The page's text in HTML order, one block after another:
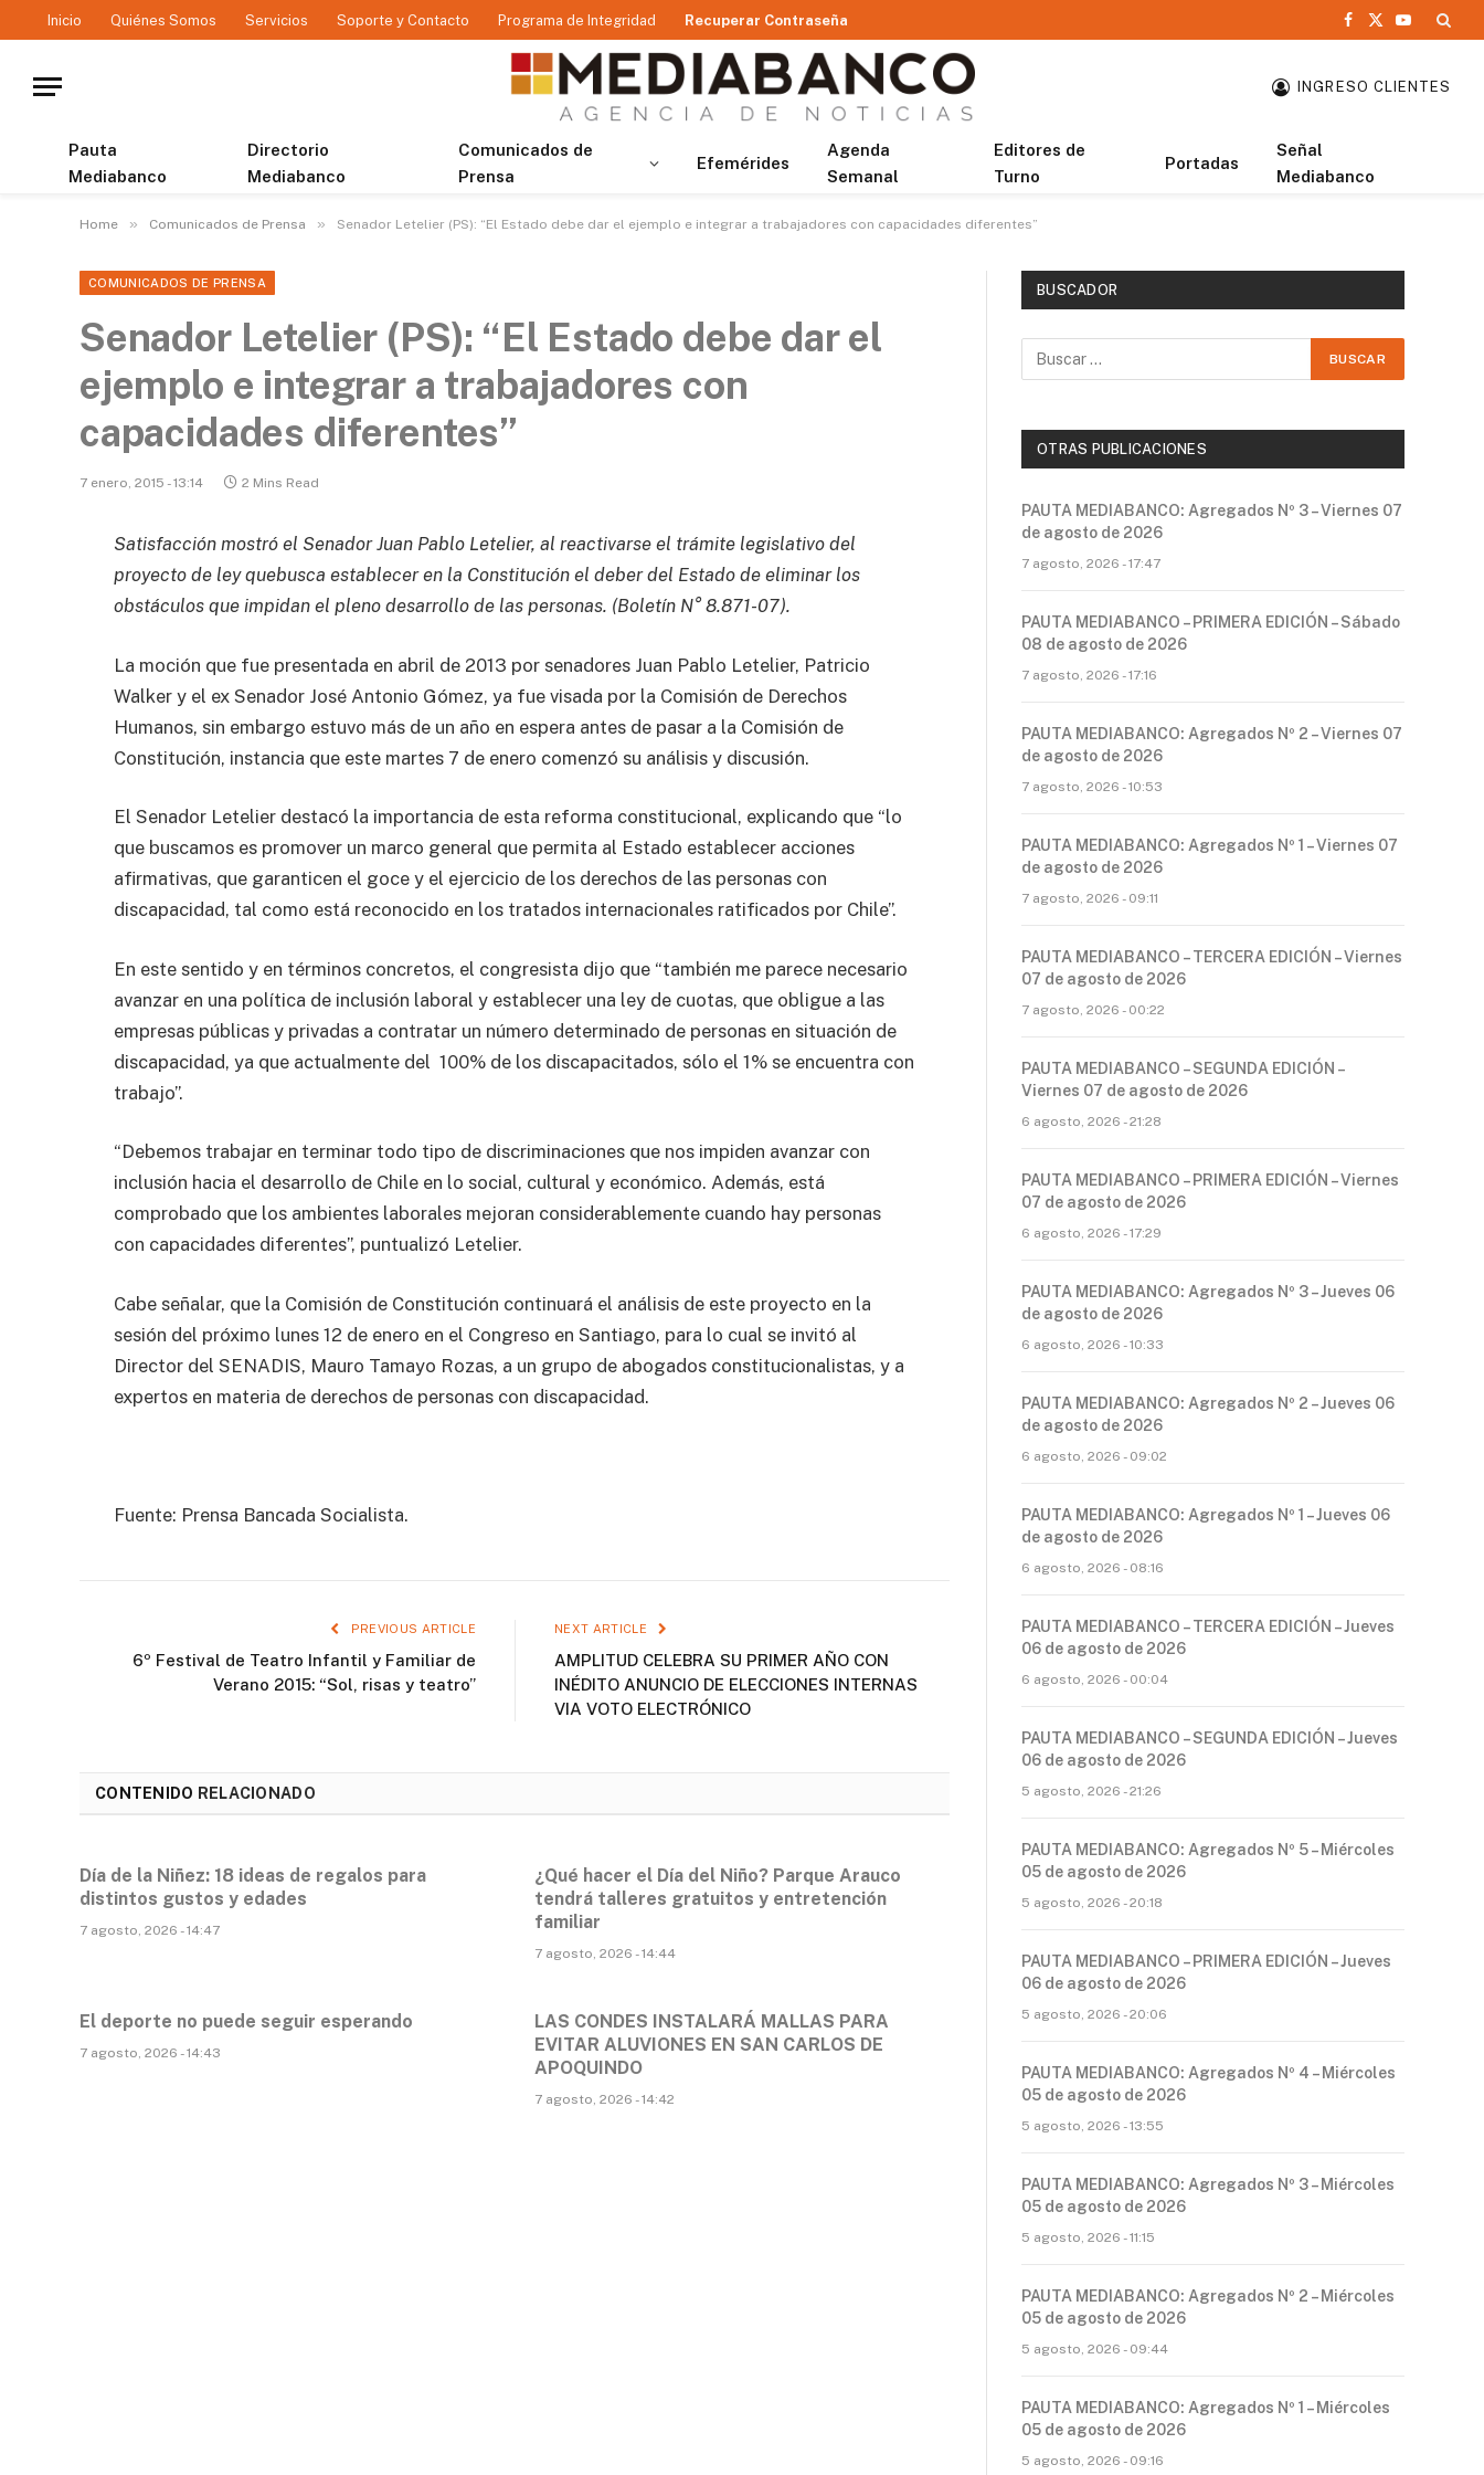
Inicio Quiénes Somos Servicios Soporte y Contacto Programa de Integridad Recuperar Contraseña
Facebook
X
YouTube
INGRESO CLIENTES
Pauta
Mediabanco
Directorio
Mediabanco
Comunicados de
Prensa
Efemérides
Agenda
Semanal
Editores de
Turno
Portadas
Señal
Mediabanco
Home » Comunicados de Prensa » Senador Letelier (PS): “El Estado debe dar el ejemplo e integrar a trabajadores con capacidades diferentes”
COMUNICADOS DE PRENSA
Senador Letelier (PS): “El Estado debe dar el
ejemplo e integrar a trabajadores con
capacidades diferentes”
7 enero, 2015 - 13:14 2 Mins Read
Satisfacción mostró el Senador Juan Pablo Letelier, al reactivarse el trámite legislativo del
proyecto de ley quebusca establecer en la Constitución el deber del Estado de eliminar los
obstáculos que impidan el pleno desarrollo de las personas. (Boletín N° 8.871-07).
La moción que fue presentada en abril de 2013 por senadores Juan Pablo Letelier, Patricio
Walker y el ex Senador José Antonio Gómez, ya fue visada por la Comisión de Derechos
Humanos, sin embargo estuvo más de un año en espera antes de pasar a la Comisión de
Constitución, instancia que este martes 7 de enero comenzó su análisis y discusión.
El Senador Letelier destacó la importancia de esta reforma constitucional, explicando que “lo
que buscamos es promover un marco general que permita al Estado establecer acciones
afirmativas, que garanticen el goce y el ejercicio de los derechos de las personas con
discapacidad, tal como está reconocido en los tratados internacionales ratificados por Chile”.
En este sentido y en términos concretos, el congresista dijo que “también me parece necesario
avanzar en una política de inclusión laboral y establecer una ley de cuotas, que obligue a las
empresas públicas y privadas a contratar un número determinado de personas en situación de
discapacidad, ya que actualmente del 100% de los discapacitados, sólo el 1% se encuentra con
trabajo”.
“Debemos trabajar en terminar todo tipo de discriminaciones que nos impiden avanzar con
inclusión hacia el desarrollo de Chile en lo social, cultural y económico. Además, está
comprobado que los ambientes laborales mejoran considerablemente cuando hay personas
con capacidades diferentes”, puntualizó Letelier.
Cabe señalar, que la Comisión de Constitución continuará el análisis de este proyecto en la
sesión del próximo lunes 12 de enero en el Congreso en Santiago, para lo cual se invitó al
Director del SENADIS, Mauro Tamayo Rozas, a un grupo de abogados constitucionalistas, y a
expertos en materia de derechos de personas con discapacidad.
Fuente: Prensa Bancada Socialista.
PREVIOUS ARTICLE
6º Festival de Teatro Infantil y Familiar de
Verano 2015: “Sol, risas y teatro”
NEXT ARTICLE
AMPLITUD CELEBRA SU PRIMER AÑO CON
INÉDITO ANUNCIO DE ELECCIONES INTERNAS
VIA VOTO ELECTRÓNICO
CONTENIDO RELACIONADO
Día de la Niñez: 18 ideas de regalos para
distintos gustos y edades
7 agosto, 2026 - 14:47
¿Qué hacer el Día del Niño? Parque Arauco
tendrá talleres gratuitos y entretención
familiar
7 agosto, 2026 - 14:44
El deporte no puede seguir esperando
7 agosto, 2026 - 14:43
LAS CONDES INSTALARÁ MALLAS PARA
EVITAR ALUVIONES EN SAN CARLOS DE
APOQUINDO
7 agosto, 2026 - 14:42
BUSCADOR
OTRAS PUBLICACIONES
PAUTA MEDIABANCO: Agregados Nº 3 – Viernes 07
de agosto de 2026
7 agosto, 2026 - 17:47
PAUTA MEDIABANCO – PRIMERA EDICIÓN – Sábado
08 de agosto de 2026
7 agosto, 2026 - 17:16
PAUTA MEDIABANCO: Agregados Nº 2 – Viernes 07
de agosto de 2026
7 agosto, 2026 - 10:53
PAUTA MEDIABANCO: Agregados Nº 1 – Viernes 07
de agosto de 2026
7 agosto, 2026 - 09:11
PAUTA MEDIABANCO – TERCERA EDICIÓN – Viernes
07 de agosto de 2026
7 agosto, 2026 - 00:22
PAUTA MEDIABANCO – SEGUNDA EDICIÓN –
Viernes 07 de agosto de 2026
6 agosto, 2026 - 21:28
PAUTA MEDIABANCO – PRIMERA EDICIÓN – Viernes
07 de agosto de 2026
6 agosto, 2026 - 17:29
PAUTA MEDIABANCO: Agregados Nº 3 – Jueves 06
de agosto de 2026
6 agosto, 2026 - 10:33
PAUTA MEDIABANCO: Agregados Nº 2 – Jueves 06
de agosto de 2026
6 agosto, 2026 - 09:02
PAUTA MEDIABANCO: Agregados Nº 1 – Jueves 06
de agosto de 2026
6 agosto, 2026 - 08:16
PAUTA MEDIABANCO – TERCERA EDICIÓN – Jueves
06 de agosto de 2026
6 agosto, 2026 - 00:04
PAUTA MEDIABANCO – SEGUNDA EDICIÓN – Jueves
06 de agosto de 2026
5 agosto, 2026 - 21:26
PAUTA MEDIABANCO: Agregados Nº 5 – Miércoles
05 de agosto de 2026
5 agosto, 2026 - 20:18
PAUTA MEDIABANCO – PRIMERA EDICIÓN – Jueves
06 de agosto de 2026
5 agosto, 2026 - 20:06
PAUTA MEDIABANCO: Agregados Nº 4 – Miércoles
05 de agosto de 2026
5 agosto, 2026 - 13:55
PAUTA MEDIABANCO: Agregados Nº 3 – Miércoles
05 de agosto de 2026
5 agosto, 2026 - 11:15
PAUTA MEDIABANCO: Agregados Nº 2 – Miércoles
05 de agosto de 2026
5 agosto, 2026 - 09:44
PAUTA MEDIABANCO: Agregados Nº 1 – Miércoles
05 de agosto de 2026
5 agosto, 2026 - 09:16